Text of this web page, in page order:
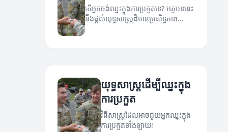
តើអ្នកចង់ឈ្នះក្នុងការប្រកួតទេ? អត្ថបទនេះ
នឹងផ្តល់យុទ្ធសាស្ត្រដ៏មានប្រសិទ្ធភាព
សម្រាប់ការប្រកួតឈ្នះ។
យុទ្ធសាស្ត្រដើម្បីឈ្នះក្នុង
ការប្រកួត
វិធីសាស្ត្រដែលអាចជួយអ្នកឈ្នះក្នុង
ការប្រកួតទាំងឡាយ!